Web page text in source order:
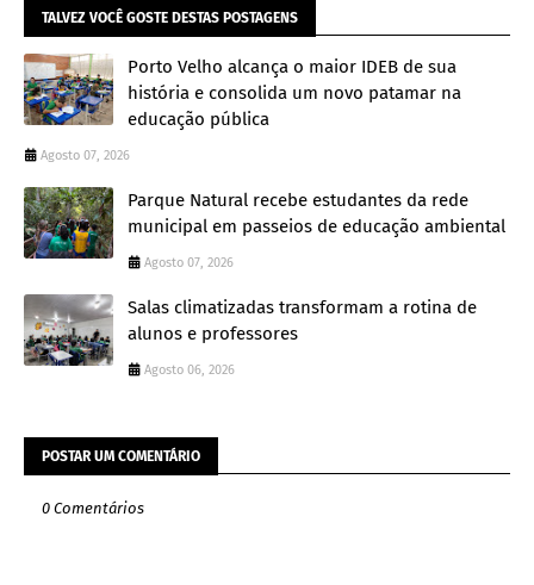
TALVEZ VOCÊ GOSTE DESTAS POSTAGENS
Porto Velho alcança o maior IDEB de sua
história e consolida um novo patamar na
educação pública
Agosto 07, 2026
Parque Natural recebe estudantes da rede
municipal em passeios de educação ambiental
Agosto 07, 2026
Salas climatizadas transformam a rotina de
alunos e professores
Agosto 06, 2026
POSTAR UM COMENTÁRIO
0 Comentários